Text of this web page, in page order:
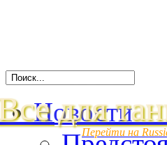
для
Перейти на
Новости